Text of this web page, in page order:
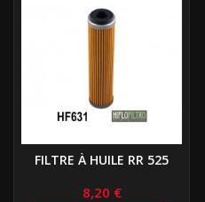
FILTRE À HUILE RR 525
8,20 €